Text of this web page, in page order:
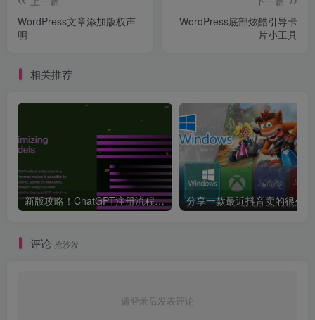
WordPress文章添加版权声
明
WordPress底部炫酷引导卡
片小工具
相关推荐
新版攻略！ChatGPT注册流程，超详细基础教程！【ChatGPT】
评论 抢沙发
请登录后发表评论